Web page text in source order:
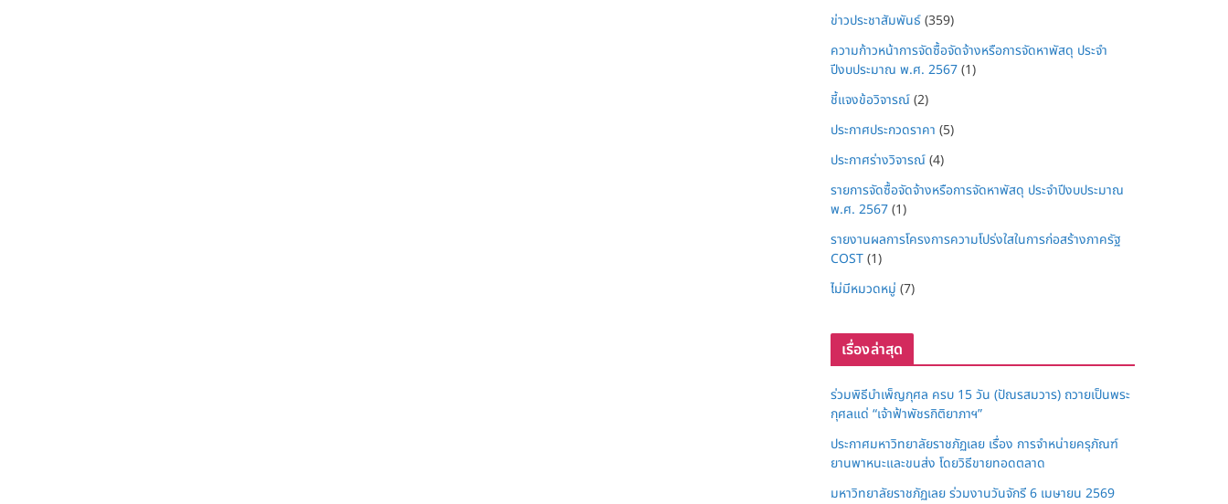
ข่าวประชาสัมพันธ์(359)
ความก้าวหน้าการจัดซื้อจัดจ้างหรือการจัดหาพัสดุ ประจำ
ปีงบประมาณ พ.ศ. 2567(1)
ชี้แจงข้อวิจารณ์(2)
ประกาศประกวดราคา (5)
ประกาศร่างวิจารณ์(4)
รายการจัดซื้อจัดจ้างหรือการจัดหาพัสดุ ประจำปีงบประมาณ
พ.ศ. 2567(1)
รายงานผลการโครงการความโปร่งใสในการก่อสร้างภาครัฐ
COST(1)
ไม่มีหมวดหมู่ (7)
เรื่องล่าสุด
ร่วมพิธีบำเพ็ญกุศล ครบ 15 วัน (ปัณรสมวาร) ถวายเป็นพระ
กุศลแด่ “เจ้าฟ้าพัชรกิติยาภาฯ”
ประกาศมหาวิทยาลัยราชภัฏเลย เรื่อง การจำหน่ายครุภัณฑ์
ยานพาหนะและขนส่ง โดยวิธีขายทอดตลาด
มหาวิทยาลัยราชภัฏเลย ร่วมงานวันจักรี 6 เมษายน 2569